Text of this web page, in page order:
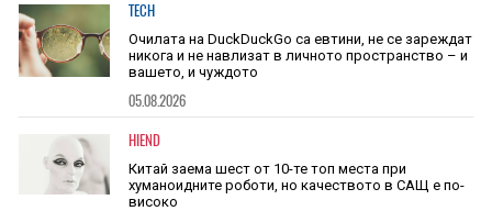
TECH
Очилата на DuckDuckGo са евтини, не се зареждат
никога и не навлизат в личното пространство – и
вашето, и чуждото
05.08.2026
HIEND
Китай заема шест от 10-те топ места при
хуманоидните роботи, но качеството в САЩ е по-
високо